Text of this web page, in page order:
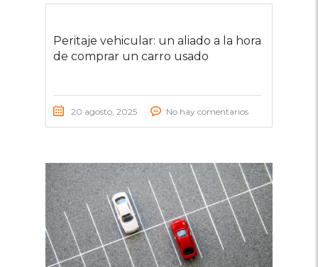
Peritaje vehicular: un aliado a la hora
de comprar un carro usado
20 agosto, 2025 No hay comentarios